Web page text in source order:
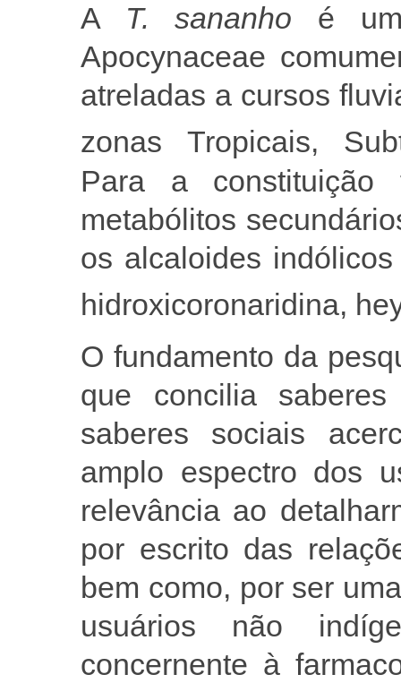
A T. sananho é
Apocynaceae
atreladas a cursos
zonas Tropicais,
Para a constituição
metabólitos
os alcaloides
hidroxicoronaridina,
O fundamento da
que concilia
saberes sociais
amplo espectro dos
relevância ao
por escrito das
bem como, por ser
usuários não
concernente à